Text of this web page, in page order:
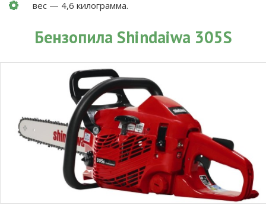
вес — 4,6 килограмма.
Бензопила Shindaiwa 305S